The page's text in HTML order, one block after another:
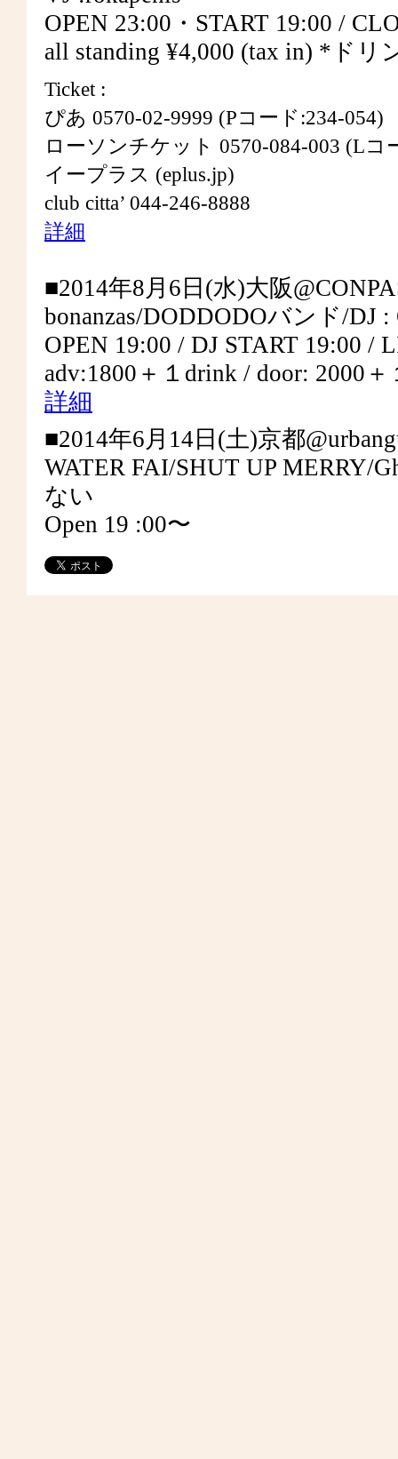
OPEN 23:00・START 19:00 /
all standing ¥4,000 (tax in) *ドリ
Ticket :
ぴあ 0570-02-9999 (Pコード:234-054)
ローソンチケット 0570-084-003 (Lコ
イープラス (eplus.jp)
club citta’ 044-246-8888
詳細
■2014年8月6日(水)大阪
bonanzas/DODDODOバンド/DJ
OPEN 19:00 / DJ START 19:00 /
adv:1800＋１drink / door: 2000
詳細
■2014年6月14日(土)京都
WATER FAI/SHUT UP MERRY/
ない
Open 19 :00〜